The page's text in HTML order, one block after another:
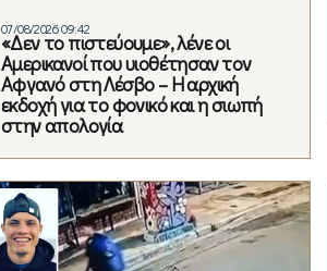
07/08/2026 09:42
«Δεν το πιστεύουμε», λένε οι
Αμερικανοί που υιοθέτησαν τον
Αφγανό στη Λέσβο – Η αρχική
εκδοχή για το φονικό και η σιωπή
στην απολογία